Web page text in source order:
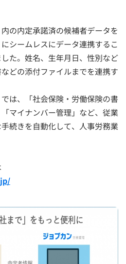
の内定承諾済の候補者データを
シームレスにデータ連携するこ
た。姓名、生年月日、性別など
どの添付ファイルまでを連携す
は、「社会保険・労働保険の書
マイナンバー管理」など、従業
続きを自動化して、人事労務業